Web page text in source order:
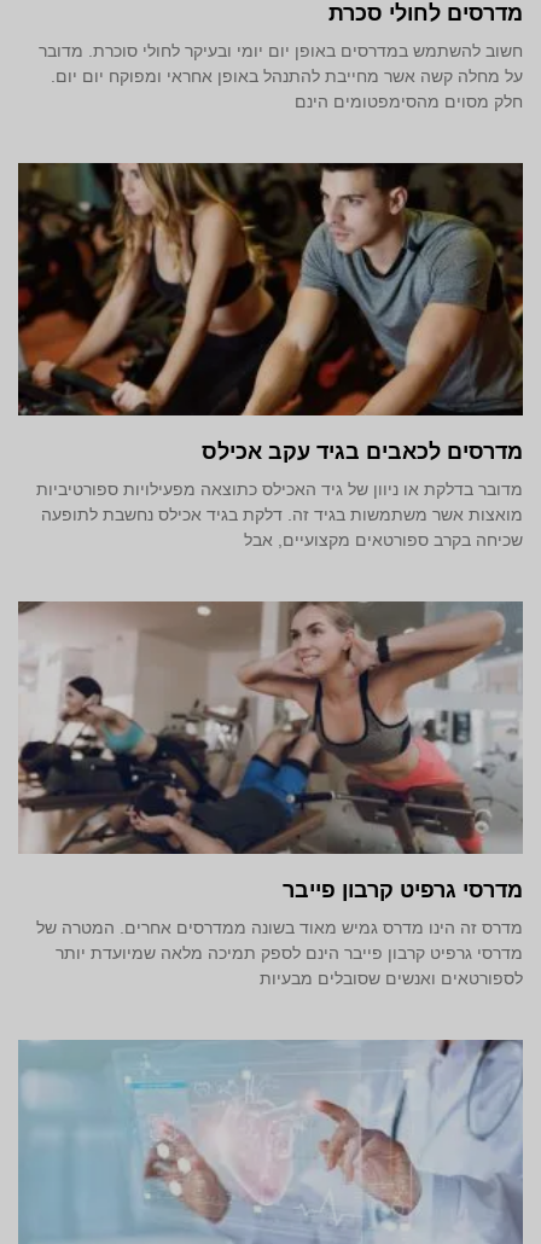
מדרסים לחולי סכרת
חשוב להשתמש במדרסים באופן יום יומי ובעיקר לחולי סוכרת. מדובר
על מחלה קשה אשר מחייבת להתנהל באופן אחראי ומפוקח יום יום.
חלק מסוים מהסימפטומים הינם
מדרסים לכאבים בגיד עקב אכילס
מדובר בדלקת או ניוון של גיד האכילס כתוצאה מפעילויות ספורטיביות
מואצות אשר משתמשות בגיד זה. דלקת בגיד אכילס נחשבת לתופעה
שכיחה בקרב ספורטאים מקצועיים, אבל
מדרסי גרפיט קרבון פייבר
מדרס זה הינו מדרס גמיש מאוד בשונה ממדרסים אחרים. המטרה של
מדרסי גרפיט קרבון פייבר הינם לספק תמיכה מלאה שמיועדת יותר
לספורטאים ואנשים שסובלים מבעיות